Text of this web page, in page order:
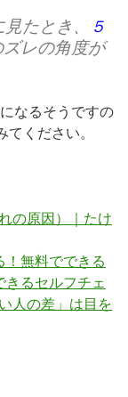
たとき、
５
レの角度が
なるそうですの
ください。
の原因）｜たけ
！無料でできる
るセルフチェ
人の差」は目を